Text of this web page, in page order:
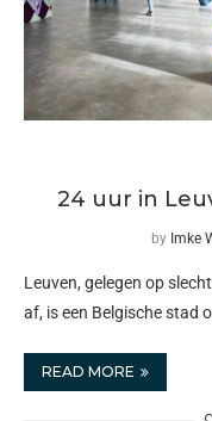
24 uur in
by Imke
Leuven, gelegen op
af, is een Belgische stad
READ MORE